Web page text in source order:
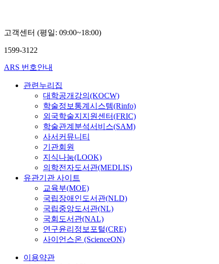
고객센터 (평일: 09:00~18:00)
1599-3122
ARS 번호안내
관련누리집
대학공개강의(KOCW)
학술정보통계시스템(Rinfo)
외국학술지지원센터(FRIC)
학술관계분석서비스(SAM)
사서커뮤니티
기관회원
지식나눔(LOOK)
의학전자도서관(MEDLIS)
유관기관 사이트
교육부(MOE)
국립장애인도서관(NLD)
국립중앙도서관(NL)
국회도서관(NAL)
연구윤리정보포털(CRE)
사이언스온 (ScienceON)
이용약관